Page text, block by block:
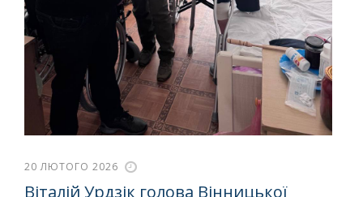
20 ЛЮТОГО 2026
Віталій Урдзік голова Вінницької